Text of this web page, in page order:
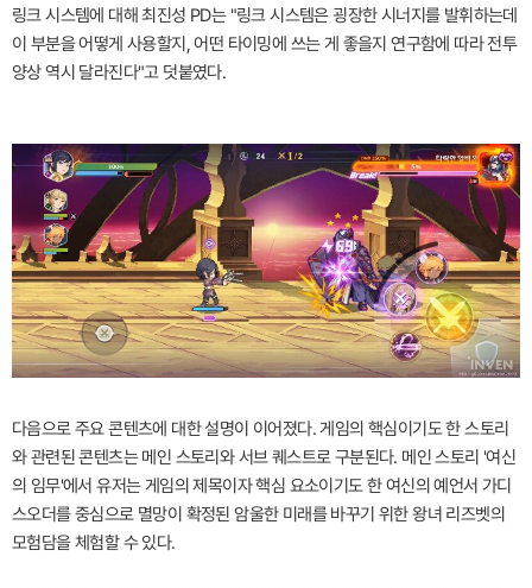
링크 시스템에 대해 최진성 PD는 "링크 시스템은 굉장한 시너지를 발휘하는데
이 부분을 어떻게 사용할지, 어떤 타이밍에 쓰는 게 좋을지 연구함에 따라 전투
양상 역시 달라진다"고 덧붙였다.
다음으로 주요 콘텐츠에 대한 설명이 이어졌다. 게임의 핵심이기도 한 스토리
와 관련된 콘텐츠는 메인 스토리와 서브 퀘스트로 구분된다. 메인 스토리 '여신
의 임무'에서 유저는 게임의 제목이자 핵심 요소이기도 한 여신의 예언서 가디
스오더를 중심으로 멸망이 확정된 암울한 미래를 바꾸기 위한 왕녀 리즈벳의
모험담을 체험할 수 있다.